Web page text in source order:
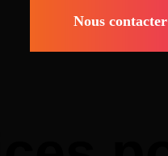
Nous contacter